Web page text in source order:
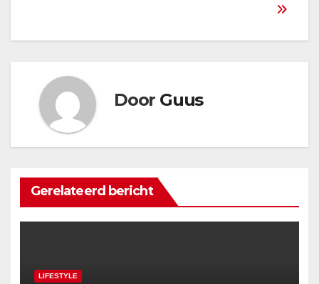
Door Guus
Gerelateerd bericht
LIFESTYLE